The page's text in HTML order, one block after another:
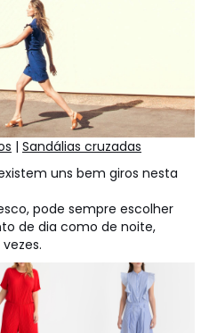
| Sandálias cruzadas
uns bem giros nesta
pode sempre escolher
de dia como de noite,